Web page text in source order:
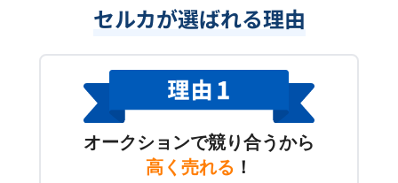
セルカが選ばれる理由
オークションで競り合うから
高く売れる ！